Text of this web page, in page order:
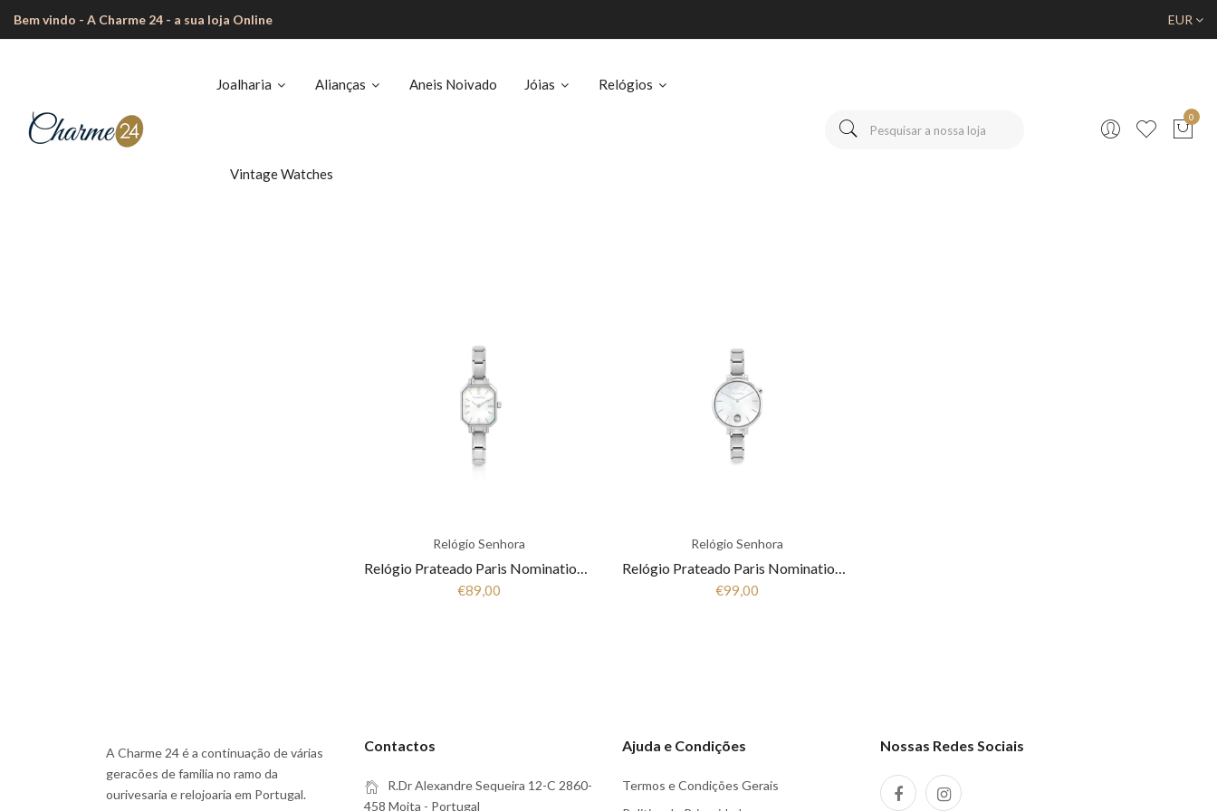
Bem vindo - A Charme 24 - a sua loja Online EUR
Joalharia Alianças Aneis Noivado Jóias Relógios
Vintage Watches
0
Relógio Senhora
Relógio Prateado Paris Nomination 076037 008
€89,00
Relógio Senhora
Relógio Prateado Paris Nomination 076033 008
€99,00
A Charme 24 é a continuação de várias
geracões de familia no ramo da
ourivesaria e relojoaria em Portugal.
Contactos
R.Dr Alexandre Sequeira 12-C 2860-
458 Moita - Portugal
Ajuda e Condições
Termos e Condições Gerais
Nossas Redes Sociais